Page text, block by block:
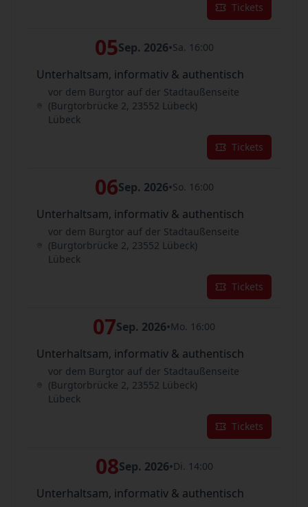
Tickets
05Sep. 2026•Sa. 16:00
Unterhaltsam, informativ & authentisch
vor dem Burgtor auf der Stadtaußenseite
(Burgtorbrücke 2, 23552 Lübeck)
Lübeck
Tickets
06Sep. 2026•So. 16:00
Unterhaltsam, informativ & authentisch
vor dem Burgtor auf der Stadtaußenseite
(Burgtorbrücke 2, 23552 Lübeck)
Lübeck
Tickets
07Sep. 2026•Mo. 16:00
Unterhaltsam, informativ & authentisch
vor dem Burgtor auf der Stadtaußenseite
(Burgtorbrücke 2, 23552 Lübeck)
Lübeck
Tickets
08Sep. 2026•Di. 14:00
Unterhaltsam, informativ & authentisch